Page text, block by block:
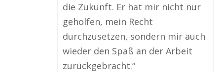
die Zukunft. Er hat mir nicht nur
geholfen, mein Recht
durchzusetzen, sondern mir auch
wieder den Spaß an der Arbeit
zurückgebracht.“